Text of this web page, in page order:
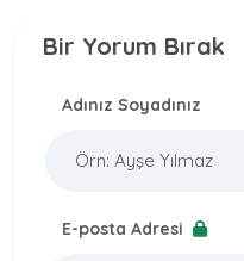
Bir Yorum Bırak
Adınız Soyadınız
E-posta Adresi